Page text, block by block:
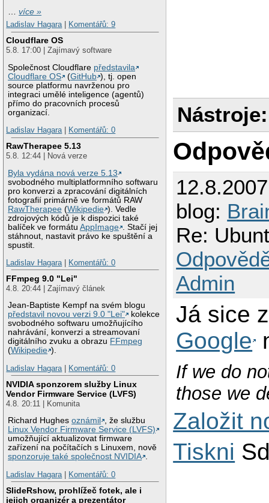
…více »
Ladislav Hagara| Komentářů: 9
Cloudflare OS
5.8. 17:00 | Zajímavý software
Společnost Cloudflare představila
Cloudflare OS
(GitHub ), tj. open
source platformu navrženou pro
integraci umělé inteligence (agentů)
přímo do pracovních procesů
organizací.
Ladislav Hagara| Komentářů: 0
RawTherapee 5.13
5.8. 12:44 | Nová verze
Byla vydána nová verze 5.13
svobodného multiplatformního softwaru
pro konverzi a zpracování digitálních
fotografií primárně ve formátů RAW
RawTherapee (Wikipedie ). Vedle
zdrojových kódů je k dispozici také
balíček ve formátuAppImage
. Stačí jej
stáhnout, nastavit právo ke spuštění a
spustit.
Ladislav Hagara| Komentářů: 0
FFmpeg 9.0 "Lei"
4.8. 20:44 | Zajímavý článek
Jean-Baptiste Kempf na svém blogu
představil novou verzi 9.0 "Lei"
kolekce
svobodného softwaru umožňujícího
nahrávání, konverzi a streamovaní
digitálního zvuku a obrazu FFmpeg
(Wikipedie ).
Ladislav Hagara| Komentářů: 0
NVIDIA sponzorem služby Linux
Vendor Firmware Service (LVFS)
4.8. 20:11 | Komunita
Richard Hughesoznámil
, že službu
Linux Vendor Firmware Service (LVFS)
umožňující aktualizovat firmware
zařízení na počítačích s Linuxem, nově
sponzoruje také společnost NVIDIA .
Ladislav Hagara| Komentářů: 0
SlideRshow, prohlížeč fotek, ale i
jejich organizér a prezentátor
Nástroje:
blog:
Re:
Admin
Já sice
Google
If we do
those we
Založit
Tiskni